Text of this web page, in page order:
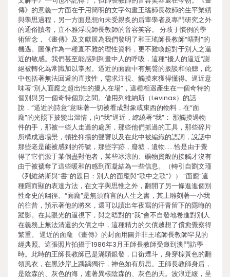
傳》的意義一方面在于用簡明的文字勾畫王瑤師長教師的生平業績
與學思過程，另一方面是想向未受親炙的后輩學者及專門研究之外
的通俗讀者，直不雅浮現師長教師的音容笑容。 分歧于慣例的學
術留念，《畫傳》及文獻展為我們發明了和王瑤師長教師“晤對”的
機遇。圖像作為一種直不雅的理性資料，更不難喚起對于別人之逼
近的敏感。我們甚至能感到到畫中人的呼吸，這種“擾人的逼近”謝
絕被轉化為常識加以掌握。逼近的面龐中有無聲的扳談和傾聽，此
中包括著無法回避的直接性，需求注視、觸摸來獲得懂得。逼近意
味著“別人面龐之超出性的擾人在場”，這種相遇產生在一個奇特的
個別與另一個奇特個別之間。借用列維納斯（Levinas）的話
說，“逼近的詩意”意味著一切被看成對象或東西的物料，在“面
龐”的光照下披髮出溫情，向“我”逼近，繚繞著“我”： 那觸摸過物
件的手，那被一些人走過的處所，那些他們抓過的工具，那些碎片
所構成過場景，頓挫抑揚的聲響以及在此中被編織的語詞，說話中
那些老是能被感到的符號，那些字跡，廢墟，遺物……恰是由于覺
得了它們源于某個盡對他者，某些冰涼的、礦物資般的接觸才沒有
由于被褫奪了這些暖和的感到而凝結為一些信息。（轉引自劉文瑾
《列維納斯與“書”的題目：別人的面龐與“歌中之歌”》） “面龐”這
種隱而顯的表達方法，在文字與思惟之外，翻開了另一條進進個別
性命史的幽徑。“面龐”是無須前言的人生之書，其上雕刻著一小我
的往昔，預示著他的將來，還可以讀出年夜寫的汗青留下的隱晦的
蹤影。在其眼光的逼視下，與之晤對的“我”會不自發地卷進對別人
在義務上無法清還的欠債之中，這種精力的欠債越想了償愈覺察得
繁重。 逼近的面龐 《畫傳》的封面用圖并非王瑤師長教師罕見的
經典照。這張照片拍攝于1986年3月王師長教師受邀到澳門訪學
時。此時的王師長教師已是滿頭銀發，口銜煙斗，身穿棕黃色的翻
領風衣，在黑沙岸上踽踽獨行，神色如有所思。王師長教師身后，
是陰森的、灰色的海，連著異樣陰森的、灰色的天。波浪迂緩，呈